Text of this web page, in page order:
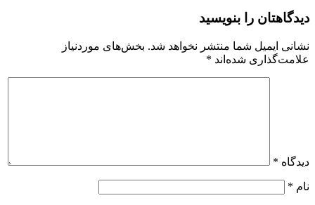
دیدگاهتان را بنویسید
نشانی ایمیل شما منتشر نخواهد شد. بخش‌های موردنیاز
علامت‌گذاری شده‌اند *
دیدگاه *
نام *